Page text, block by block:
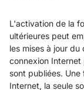
L'activation de la
ultérieures peut
les mises à jour
connexion Internet
sont publiées. Une
Internet, la seule